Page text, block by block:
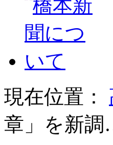
現在位置：
章」を新